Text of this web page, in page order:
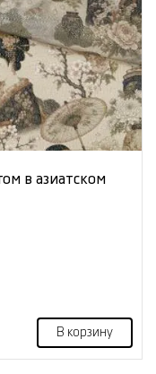
в азиатском
В корзину